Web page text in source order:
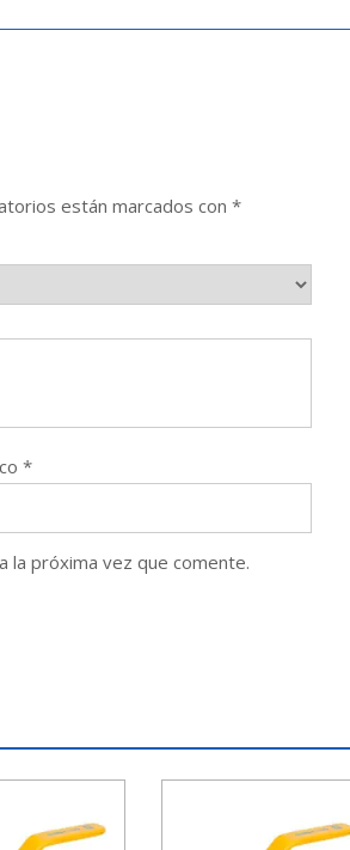
están marcados con *
*
la próxima vez que comente.